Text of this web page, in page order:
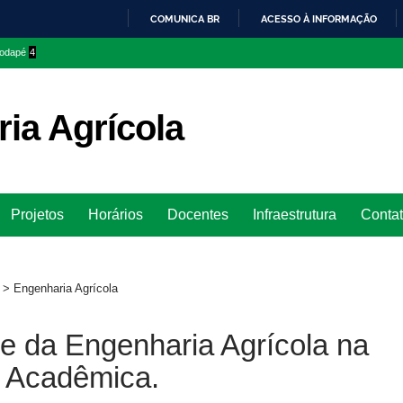
O
COMUNICA BR ACESSO À INFORMAÇÃO
4
Agrícola
para
Projetos Horários Docentes Infraestrutura
> Engenharia Agrícola
da Engenharia Agrícola na